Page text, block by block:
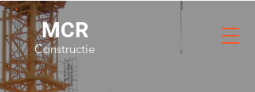
MCR
Constructie